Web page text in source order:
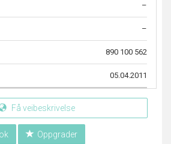
–
–
890 100 562
05.04.2011
Få veibeskrivelse
Oppgrader